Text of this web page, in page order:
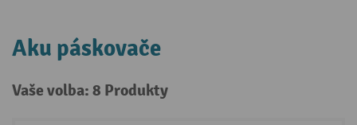
Aku páskovače
Vaše volba: 8 Produkty